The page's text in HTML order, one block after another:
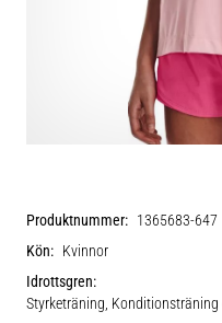
Produktnummer: 1365683-647
Kön: Kvinnor
Idrottsgren:
Styrketräning,